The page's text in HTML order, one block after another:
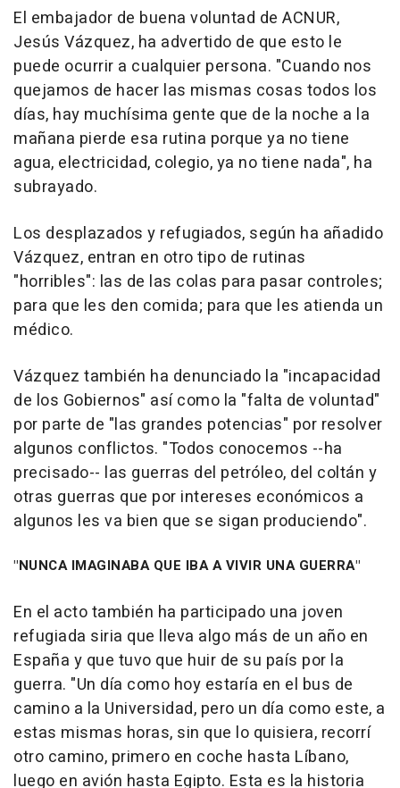
El embajador de buena voluntad de ACNUR,
Jesús Vázquez, ha advertido de que esto le
puede ocurrir a cualquier persona. "Cuando nos
quejamos de hacer las mismas cosas todos los
días, hay muchísima gente que de la noche a la
mañana pierde esa rutina porque ya no tiene
agua, electricidad, colegio, ya no tiene nada", ha
subrayado.
Los desplazados y refugiados, según ha añadido
Vázquez, entran en otro tipo de rutinas
"horribles": las de las colas para pasar controles;
para que les den comida; para que les atienda un
médico.
Vázquez también ha denunciado la "incapacidad
de los Gobiernos" así como la "falta de voluntad"
por parte de "las grandes potencias" por resolver
algunos conflictos. "Todos conocemos --ha
precisado-- las guerras del petróleo, del coltán y
otras guerras que por intereses económicos a
algunos les va bien que se sigan produciendo".
"NUNCA IMAGINABA QUE IBA A VIVIR UNA GUERRA"
En el acto también ha participado una joven
refugiada siria que lleva algo más de un año en
España y que tuvo que huir de su país por la
guerra. "Un día como hoy estaría en el bus de
camino a la Universidad, pero un día como este, a
estas mismas horas, sin que lo quisiera, recorrí
otro camino, primero en coche hasta Líbano,
luego en avión hasta Egipto. Esta es la historia